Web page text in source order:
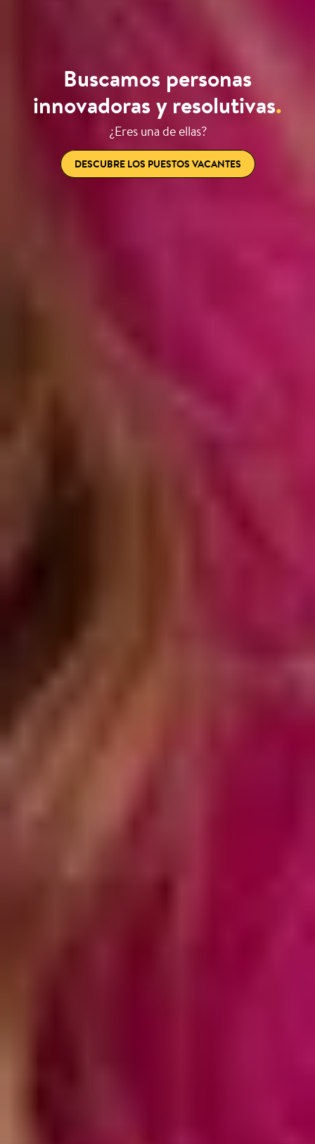
Buscamos personas
innovadoras y resolutivas.
¿Eres una de ellas?
DESCUBRE LOS PUESTOS VACANTES